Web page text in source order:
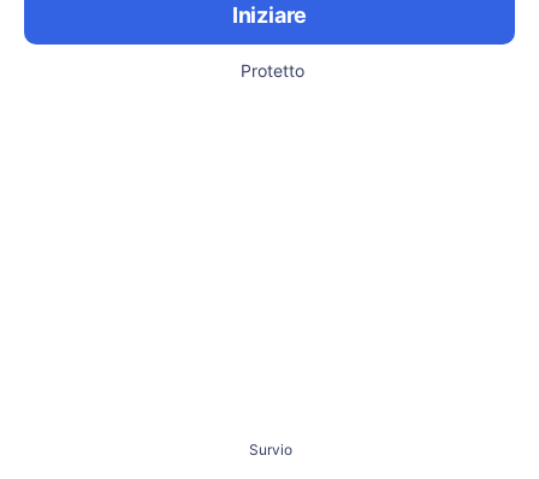
Iniziare
Protetto
Survio